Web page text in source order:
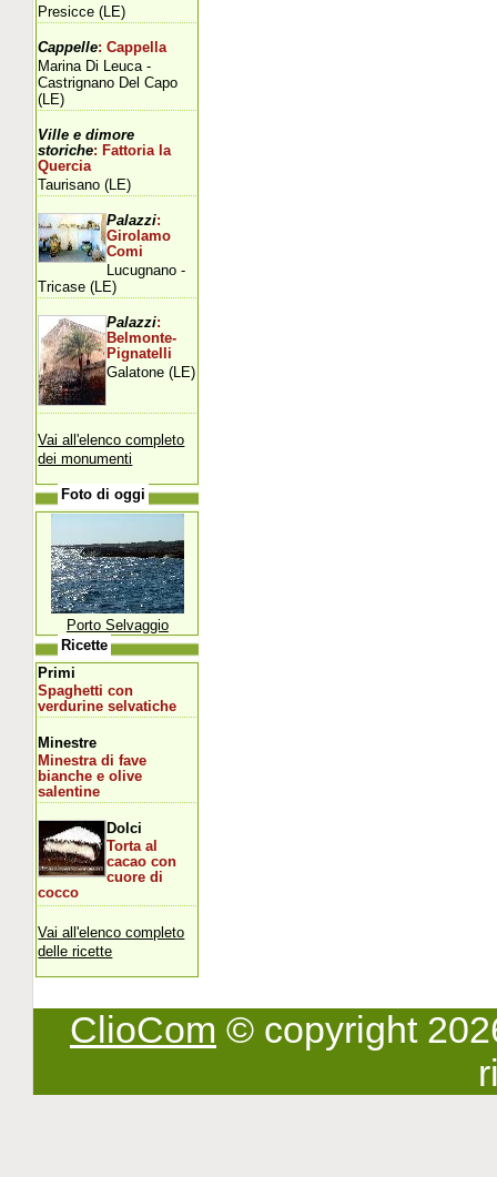
Presicce (LE)
Cappelle: Cappella
Marina Di Leuca -
Castrignano Del Capo
(LE)
Ville e dimore
storiche: Fattoria la
Quercia
Taurisano (LE)
Palazzi:
Girolamo
Comi
Lucugnano -
Tricase (LE)
Palazzi:
Belmonte-
Pignatelli
Galatone (LE)
Vai all'elenco completo
dei monumenti
Foto di oggi
Porto Selvaggio
Ricette
Primi
Spaghetti con
verdurine selvatiche
Minestre
Minestra di fave
bianche e olive
salentine
Dolci
Torta al
cacao con
cuore di
cocco
Vai all'elenco completo
delle ricette
ClioCom © copyright